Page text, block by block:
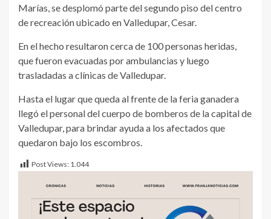
Marías, se desplomó parte del segundo piso del centro
de recreación ubicado en Valledupar, Cesar.
En el hecho resultaron cerca de 100 personas heridas,
que fueron evacuadas por ambulancias y luego
trasladadas a clínicas de Valledupar.
Hasta el lugar que queda al frente de la feria ganadera
llegó el personal del cuerpo de bomberos de la capital de
Valledupar, para brindar ayuda a los afectados que
quedaron bajo los escombros.
Post Views: 1.044